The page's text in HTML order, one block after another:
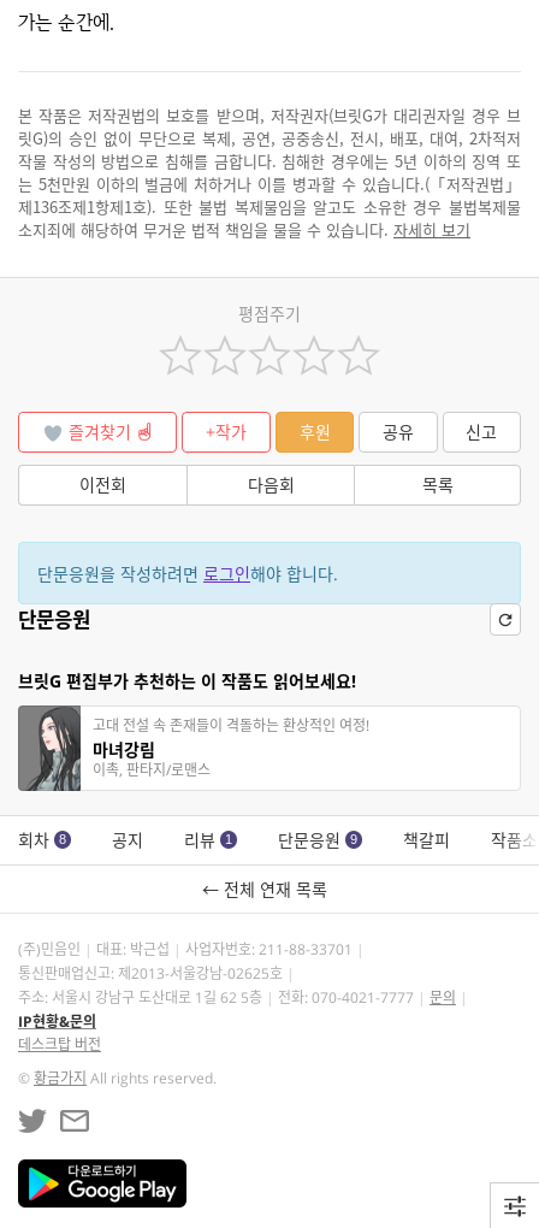
가는 순간에.
본 작품은 저작권법의 보호를 받으며, 저작권자(브릿G가 대리권자일 경우 브
릿G)의 승인 없이 무단으로 복제, 공연, 공중송신, 전시, 배포, 대여, 2차적저
작물 작성의 방법으로 침해를 금합니다. 침해한 경우에는 5년 이하의 징역 또
는 5천만원 이하의 벌금에 처하거나 이를 병과할 수 있습니다.(「저작권법」
제136조제1항제1호). 또한 불법 복제물임을 알고도 소유한 경우 불법복제물
소지죄에 해당하여 무거운 법적 책임을 물을 수 있습니다. 자세히 보기
평점주기
즐겨찾기 +작가 후원 공유 신고
이전회 다음회 목록
단문응원을 작성하려면 로그인해야 합니다.
단문응원
브릿G 편집부가 추천하는 이 작품도 읽어보세요!
고대 전설 속 존재들이 격돌하는 환상적인 여정!
마녀강림
이촉, 판타지/로맨스
회차 8 공지 리뷰 1 단문응원 9 책갈피 작품
← 전체 연재 목록
(주)민음인 대표: 박근섭 사업자번호: 211-88-33701
통신판매업신고: 제2013-서울강남-02625호
주소: 서울시 강남구 도산대로 1길 62 5층
전화: 070-4021-7777
문의
IP현황&문의
데스크탑 버전
©황금가지 All rights reserved.